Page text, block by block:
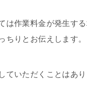
は作業料金が発生する
ちりとお伝えします。
ていただくことはあり